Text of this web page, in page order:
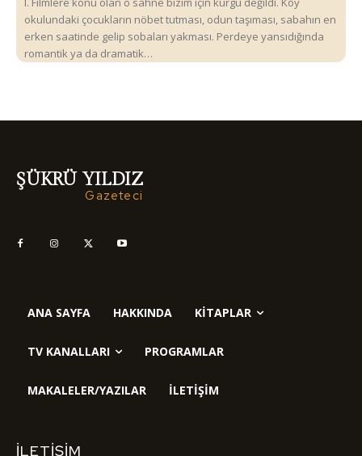
okulundaki çocukların nöbet tutması, odun taşıması, sabahın en
erken saatinde gelip sobaları yakması. Perdeye yansıdığında
romantik ya da dramatik…
ŞÜKRÜ YILDIZ
Gazeteci
ANA SAYFA HAKKINDA KITAPLAR
TV KANALLARI PROGRAMLAR
MAKALELER/YAZILAR İLETIŞIM
İLETIŞIM